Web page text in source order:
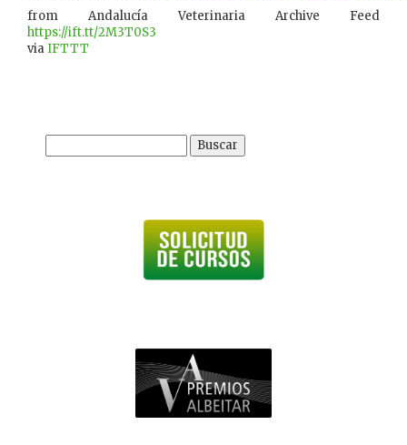
from Andalucía Veterinaria Archive Feed
https://ift.tt/2M3T0S3
viaIFTTT
Buscar: